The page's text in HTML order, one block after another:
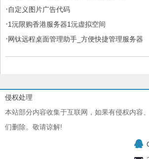
·自定义图片广告代码
·1沅限购香港服务器1沅虚拟空间
·网钛远程桌面管理助手_方便快捷管理服务器
侵权处理
本站部分内容收集于互联网，如果有侵权内容
们删除。敬请谅解!